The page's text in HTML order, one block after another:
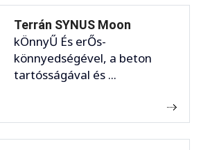
Terrán SYNUS Moon
kÖnnyŰ És erŐs-
könnyedségével, a beton
tartósságával és ...